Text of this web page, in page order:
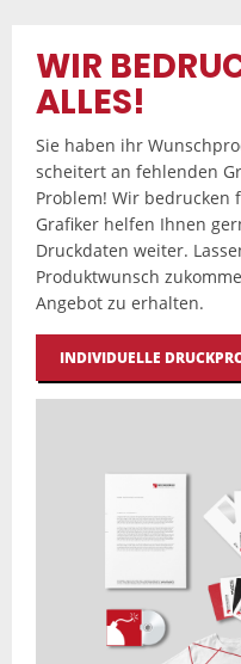
WIR
ALLES!
Sie haben ihr
scheitert an fehlenden
Problem! Wir bedrucken
Grafiker helfen Ihnen
Druckdaten weiter.
Produktwunsch
Angebot zu erhalten.
INDIVIDUELLE